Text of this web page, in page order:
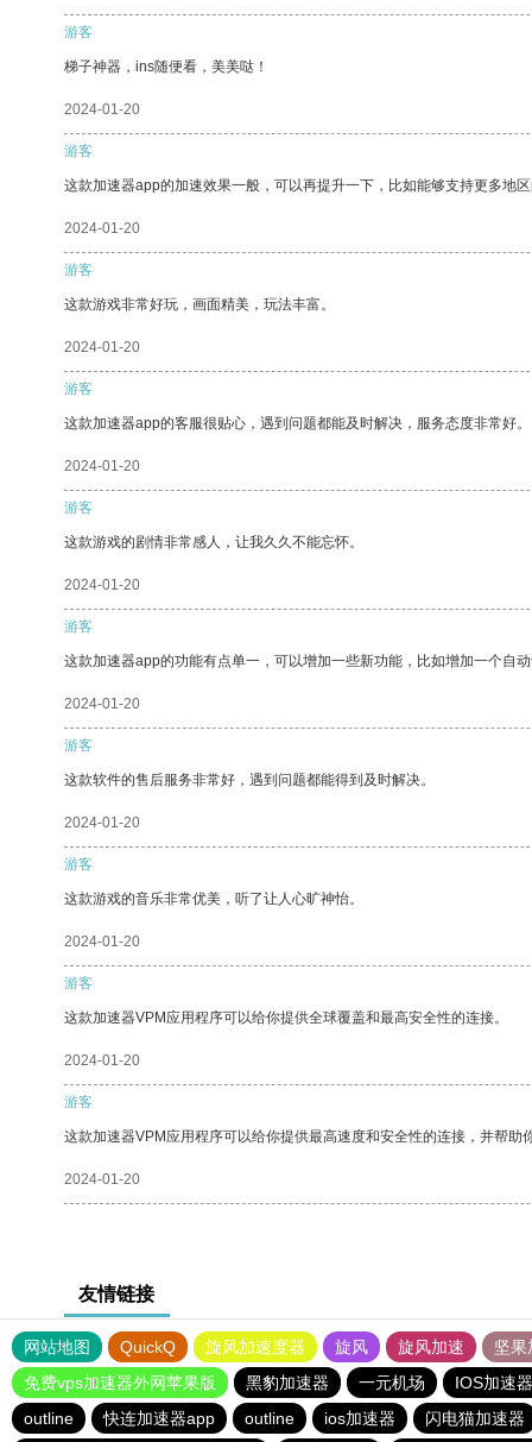
游客
梯子神器，ins随便看，美美哒！
2024-01-20
游客
这款加速器app的加速效果一般，可以再提升一下，比如能够支持更多地区
2024-01-20
游客
这款游戏非常好玩，画面精美，玩法丰富。
2024-01-20
游客
这款加速器app的客服很贴心，遇到问题都能及时解决，服务态度非常好。
2024-01-20
游客
这款游戏的剧情非常感人，让我久久不能忘怀。
2024-01-20
游客
这款加速器app的功能有点单一，可以增加一些新功能，比如增加一个自动
2024-01-20
游客
这款软件的售后服务非常好，遇到问题都能得到及时解决。
2024-01-20
游客
这款游戏的音乐非常优美，听了让人心旷神怡。
2024-01-20
游客
这款加速器VPM应用程序可以给你提供全球覆盖和最高安全性的连接。
2024-01-20
游客
这款加速器VPM应用程序可以给你提供最高速度和安全性的连接，并帮助
2024-01-20
友情链接
网站地图 QuickQ 旋风加速度器 旋风 旋风加速 坚果
免费vps加速器外网苹果版
黑豹加速器 一元机场 IOS加速器
outline
快连加速器app outline ios加速器 闪电猫加速器